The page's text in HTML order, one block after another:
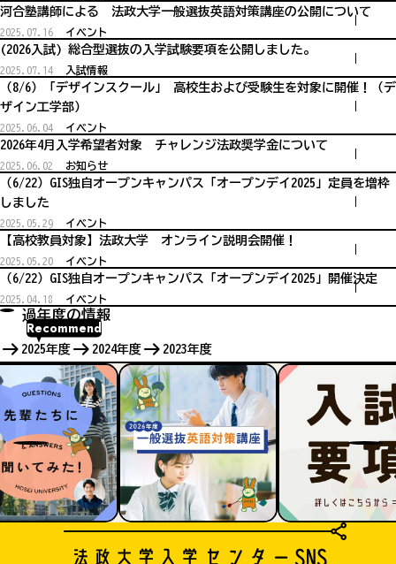
河合塾講師による 法政大学一般選抜英語対策講座の公開について
2025.07.16 イベント
(2026入試) 総合型選抜の入学試験要項を公開しました。
2025.07.14 入試情報
（8/6）「デザインスクール」 高校生および受験生を対象に開催！（デ
ザイン工学部）
2025.06.04 イベント
2026年4月入学希望者対象 チャレンジ法政奨学金について
2025.06.02 お知らせ
（6/22）GIS独自オープンキャンパス「オープンデイ2025」定員を増枠
しました
2025.05.29 イベント
【高校教員対象】法政大学 オンライン説明会開催！
2025.05.20 イベント
（6/22）GIS独自オープンキャンパス「オープンデイ2025」開催決定
2025.04.18 イベント
過年度の情報
2025年度 2024年度 2023年度
Recommend